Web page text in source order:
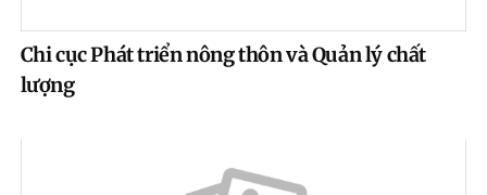
Chi cục Phát triển nông thôn và Quản lý chất
lượng